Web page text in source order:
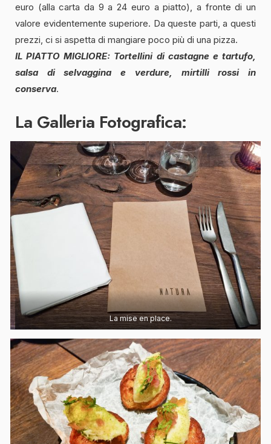
euro (alla carta da 9 a 24 euro a piatto), a fronte di un
valore evidentemente superiore. Da queste parti, a questi
prezzi, ci si aspetta di mangiare poco più di una pizza.
IL PIATTO MIGLIORE: Tortellini di castagne e tartufo,
salsa di selvaggina e verdure, mirtilli rossi in
conserva.
La Galleria Fotografica:
La mise en place.